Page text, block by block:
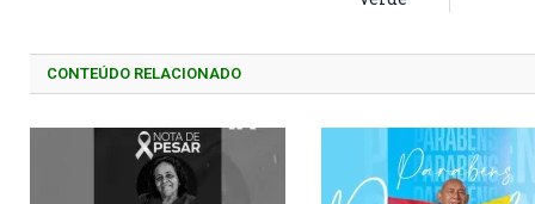
CONTEÚDO RELACIONADO